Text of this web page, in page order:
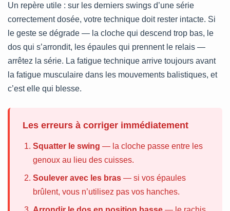
Un repère utile : sur les derniers swings d’une série
correctement dosée, votre technique doit rester intacte. Si
le geste se dégrade — la cloche qui descend trop bas, le
dos qui s’arrondit, les épaules qui prennent le relais —
arrêtez la série. La fatigue technique arrive toujours avant
la fatigue musculaire dans les mouvements balistiques, et
c’est elle qui blesse.
Les erreurs à corriger immédiatement
Squatter le swing — la cloche passe entre les
genoux au lieu des cuisses.
Soulever avec les bras — si vos épaules
brûlent, vous n’utilisez pas vos hanches.